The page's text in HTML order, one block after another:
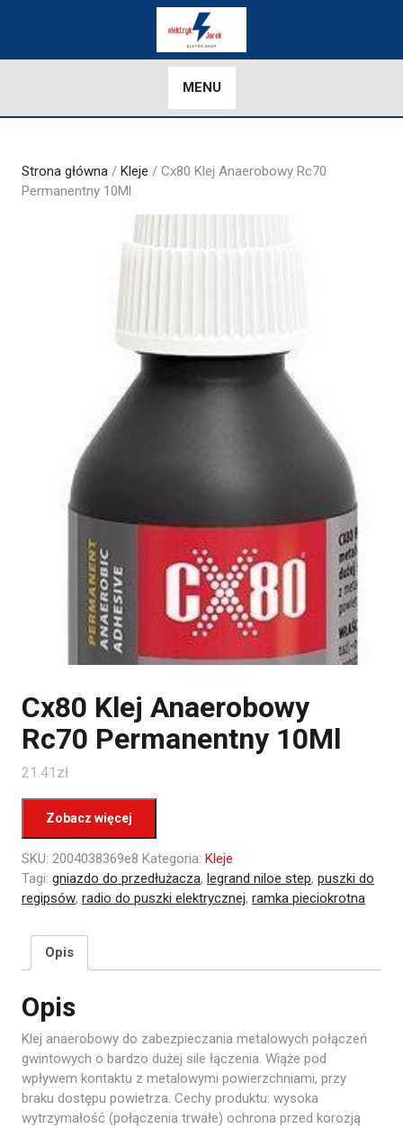
MENU
Strona główna / Kleje / Cx80 Klej Anaerobowy Rc70
Permanentny 10Ml
Cx80 Klej Anaerobowy
Rc70 Permanentny 10Ml
21.41 zł
Zobacz więcej
SKU: 2004038369e8 Kategoria: Kleje
Tagi: gniazdo do przedłużacza, legrand niloe step, puszki do
regipsów, radio do puszki elektrycznej, ramka pieciokrotna
Opis
Opis
Klej anaerobowy do zabezpieczania metalowych połączeń
gwintowych o bardzo dużej sile łączenia. Wiąże pod
wpływem kontaktu z metalowymi powierzchniami, przy
braku dostępu powietrza. Cechy produktu: wysoka
wytrzymałość (połączenia trwałe) ochrona przed korozją